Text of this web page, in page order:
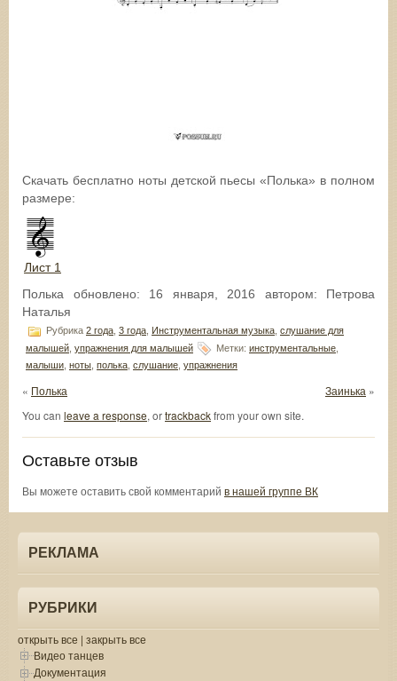
Скачать бесплатно ноты детской пьесы «Полька» в полном
размере:
Лист 1
Полька обновлено: 16 января, 2016 автором: Петрова
Наталья
Рубрика 2 года 3 года Инструментальная музыка слушание для
малышей упражнения для малышей Метки: инструментальные
малыши ноты полька слушание упражнения
« Полька Заинька »
You can leave a response, ortrackbackfrom your own site.
Оставьте отзыв
Вы можете оставить свой комментарий в нашей группе ВК
РЕКЛАМА
РУБРИКИ
открыть все | закрыть все
Видео танцев
Документация